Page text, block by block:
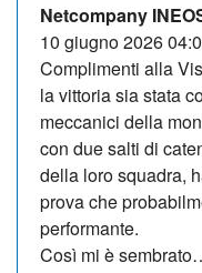
Netcompany
10 giugno 2026
Complimenti alla
la vittoria sia stata
meccanici della
con due salti di
della loro squadra,
prova che
performante.
Così mi è